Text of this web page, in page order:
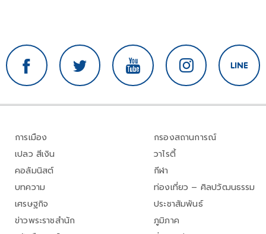
การเมือง
เปลว สีเงิน
คอลัมนิสต์
บทความ
เศรษฐกิจ
ข่าวพระราชสำนัก
กรองสถานการณ์
วาไรตี้
กีฬา
ท่องเที่ยว – ศิลปวัฒนธรรม
ประชาสัมพันธ์
ภูมิภาค